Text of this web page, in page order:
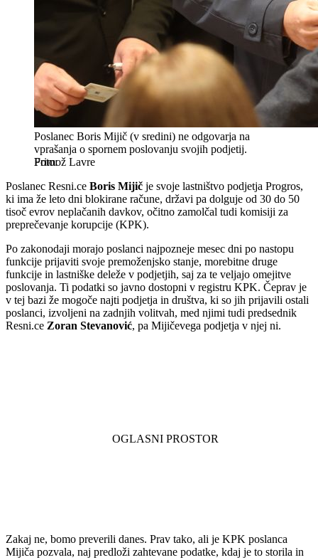
Poslanec Boris Mijič (v sredini) ne odgovarja na
vprašanja o spornem poslovanju svojih podjetij.
Primož Lavre
Poslanec Resni.ce Boris Mijič je svoje lastništvo podjetja Progros,
ki ima že leto dni blokirane račune, državi pa dolguje od 30 do 50
tisoč evrov neplačanih davkov, očitno zamolčal tudi komisiji za
preprečevanje korupcije (KPK).
Po zakonodaji morajo poslanci najpozneje mesec dni po nastopu
funkcije prijaviti svoje premoženjsko stanje, morebitne druge
funkcije in lastniške deleže v podjetjih, saj za te veljajo omejitve
poslovanja. Ti podatki so javno dostopni v registru KPK. Čeprav je
v tej bazi že mogoče najti podjetja in društva, ki so jih prijavili ostali
poslanci, izvoljeni na zadnjih volitvah, med njimi tudi predsednik
Resni.ce Zoran Stevanović, pa Mijičevega podjetja v njej ni.
Zakaj ne, bomo preverili danes. Prav tako, ali je KPK poslanca
Mijiča pozvala, naj predloži zahtevane podatke, kdaj je to storila in